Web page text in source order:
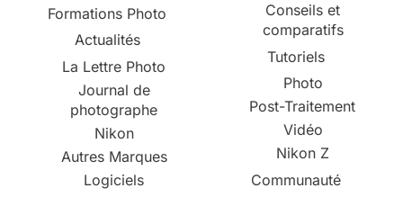
Formations Photo
Actualités
La Lettre Photo
Journal de
photographe
Nikon
Autres Marques
Logiciels
Conseils et
comparatifs
Tutoriels
Photo
Post-Traitement
Vidéo
Nikon Z
Communauté